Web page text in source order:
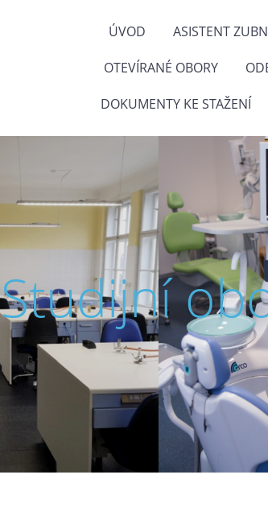
ÚVOD ASISTENT
OTEVÍRANÉ OBORY
DOKUMENTY KE STAŽENÍ
Studijní